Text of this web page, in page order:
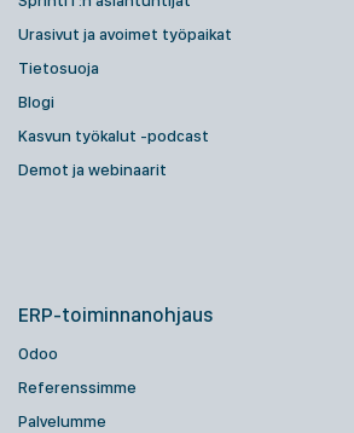
Urasivut ja avoimet työpaikat
Tietosuoja
Blogi
Kasvun työkalut -podcast
Demot ja webinaarit
ERP-toiminnanohjaus
Odoo
Referenssimme
Palvelumme